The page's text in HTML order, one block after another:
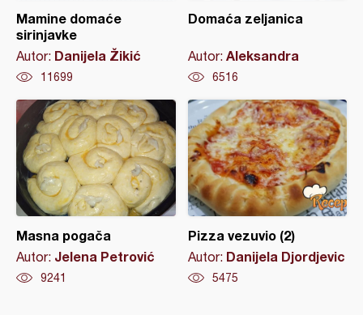
Mamine domaće
sirinjavke
Autor: Danijela Žikić
11699
Domaća zeljanica
Autor: Aleksandra
6516
Masna pogača
Autor: Jelena Petrović
9241
Pizza vezuvio (2)
Autor: Danijela Djordjevic
5475